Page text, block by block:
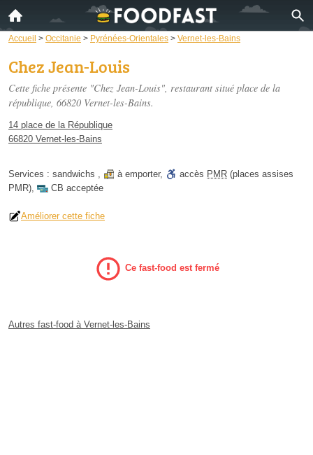
Accueil > Occitanie > Pyrénées-Orientales > Vernet-les-Bains
Chez Jean-Louis
Cette fiche présente "Chez Jean-Louis", restaurant situé place de la
république, 66820 Vernet-les-Bains.
14 place de la République
66820 Vernet-les-Bains
Services : sandwichs , à emporter, accès PMR (places assises
PMR), CB acceptée
Améliorer cette fiche
Ce fast-food est fermé
Autres fast-food à Vernet-les-Bains